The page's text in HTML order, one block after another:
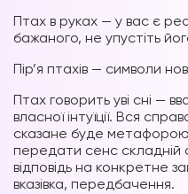
Птах в руках — у вас є
бажаного, не упустіть
Пір’я птахів — символи
Птах говорить уві сні —
власної інтуїції. Вся
сказане буде
передати сенс складній
відповідь на конкретне
вказівка, передбачення.